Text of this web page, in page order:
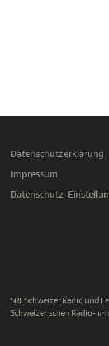
Datenschutzerklärung
Impressum
Datenschutz-
SRF Schweizer Radio und
Schweizerischen Radio-